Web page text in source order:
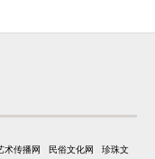
术传播网 民俗文化网
珍珠文